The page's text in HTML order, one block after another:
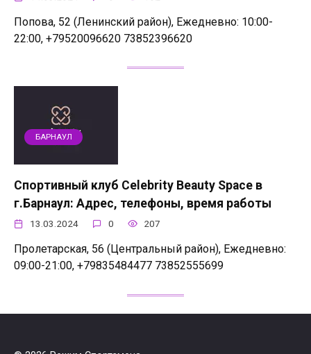
Попова, 52 (Ленинский район), Ежедневно: 10:00-
22:00, +79520096620 73852396620
БАРНАУЛ
Спортивный клуб Celebrity Beauty Space в
г.Барнаул: Адрес, телефоны, время работы
13.03.2024 0 207
Пролетарская, 56 (Центральный район), Ежедневно:
09:00-21:00, +79835484477 73852555699